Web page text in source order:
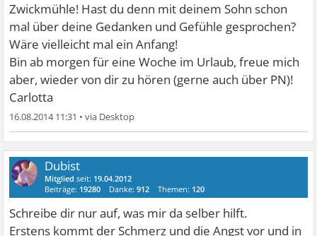
Zwickmühle! Hast du denn mit deinem Sohn schon
mal über deine Gedanken und Gefühle gesprochen?
Wäre vielleicht mal ein Anfang!
Bin ab morgen für eine Woche im Urlaub, freue mich
aber, wieder von dir zu hören (gerne auch über PN)!
Carlotta
16.08.2014 11:31 •
Dubist
Mitglied seit: 19.04.2012
Beiträge: 19280 Danke:912 Themen: 120
Schreibe dir nur auf, was mir da selber hilft.
Erstens kommt der Schmerz und die Angst vor und in